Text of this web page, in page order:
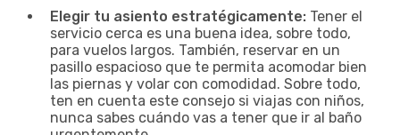
Elegir tu asiento estratégicamente: Tener el
servicio cerca es una buena idea, sobre todo,
para vuelos largos. También, reservar en un
pasillo espacioso que te permita acomodar bien
las piernas y volar con comodidad. Sobre todo,
ten en cuenta este consejo si viajas con niños,
nunca sabes cuándo vas a tener que ir al baño